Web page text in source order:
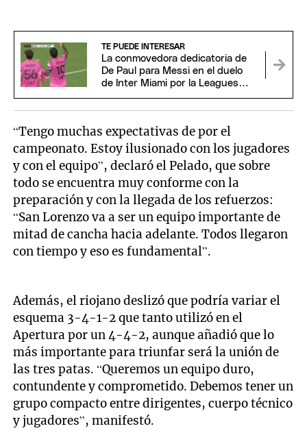
TE PUEDE INTERESAR
La conmovedora dedicatoria de
De Paul para Messi en el duelo
de Inter Miami por la Leagues
“Tengo muchas expectativas de por el
campeonato. Estoy ilusionado con los jugadores
y con el equipo”, declaró el Pelado, que sobre
todo se encuentra muy conforme con la
preparación y con la llegada de los refuerzos:
“San Lorenzo va a ser un equipo importante de
mitad de cancha hacia adelante. Todos llegaron
con tiempo y eso es fundamental”.
Además, el riojano deslizó que podría variar el
esquema 3-4-1-2 que tanto utilizó en el
Apertura por un 4-4-2, aunque añadió que lo
más importante para triunfar será la unión de
las tres patas. “Queremos un equipo duro,
contundente y comprometido. Debemos tener un
grupo compacto entre dirigentes, cuerpo técnico
y jugadores”, manifestó.